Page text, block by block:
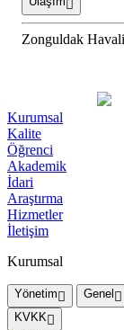
Zonguldak
Kurumsal
Kalite
Öğrenci
Akademik
İdari
Araştırma
Hizmetler
İletişim
Kurumsal
Yönetim Genel
KVKK